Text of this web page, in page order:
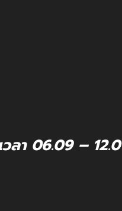
ลา 06.09 –